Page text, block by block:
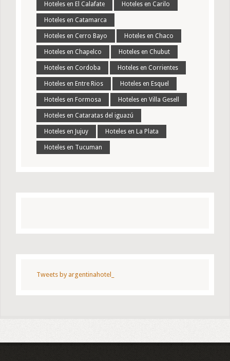
Hoteles en El Calafate Hoteles en Carilo
Hoteles en Catamarca
Hoteles en Cerro Bayo Hoteles en Chaco
Hoteles en Chapelco Hoteles en Chubut
Hoteles en Cordoba Hoteles en Corrientes
Hoteles en Entre Rios Hoteles en Esquel
Hoteles en Formosa Hoteles en Villa Gesell
Hoteles en Cataratas del iguazú
Hoteles en Jujuy Hoteles en La Plata
Hoteles en Tucuman
Tweets by argentinahotel_